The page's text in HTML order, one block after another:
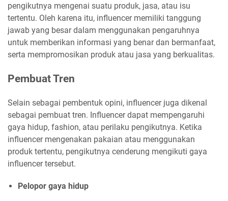
pengikutnya mengenai suatu produk, jasa, atau isu
tertentu. Oleh karena itu, influencer memiliki tanggung
jawab yang besar dalam menggunakan pengaruhnya
untuk memberikan informasi yang benar dan bermanfaat,
serta mempromosikan produk atau jasa yang berkualitas.
Pembuat Tren
Selain sebagai pembentuk opini, influencer juga dikenal
sebagai pembuat tren. Influencer dapat mempengaruhi
gaya hidup, fashion, atau perilaku pengikutnya. Ketika
influencer mengenakan pakaian atau menggunakan
produk tertentu, pengikutnya cenderung mengikuti gaya
influencer tersebut.
Pelopor gaya hidup